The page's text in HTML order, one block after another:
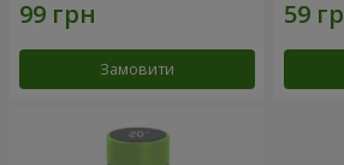
Замовити